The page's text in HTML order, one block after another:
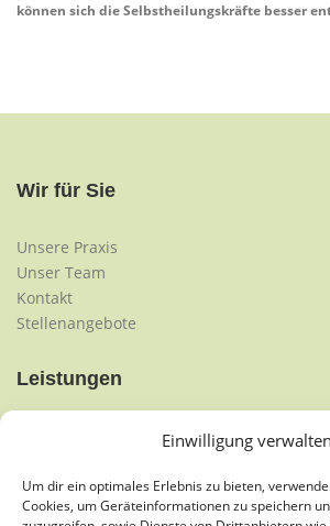
Einwilligung verwalten
Um dir ein optimales Erlebnis zu bieten,
Cookies, um Geräteinformationen zu speichern
können sich die Selbstheilungskräfte besser
Wir für Sie
Unsere Praxis
Unser Team
Kontakt
Stellenangebote
Leistungen
Krankengymnastik/Physiotherapie
Manuelle Lymphdrainage
Klassische Massagetherapie